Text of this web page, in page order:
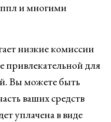
и многими
низкие комиссии
привлекательной для
Вы можете быть
ваших средств
уплачена в виде